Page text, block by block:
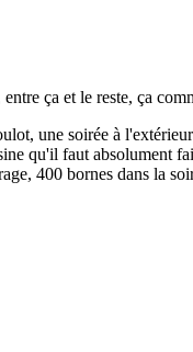
ça et le reste, ça
une soirée à
qu'il faut absolument
400 bornes dans la